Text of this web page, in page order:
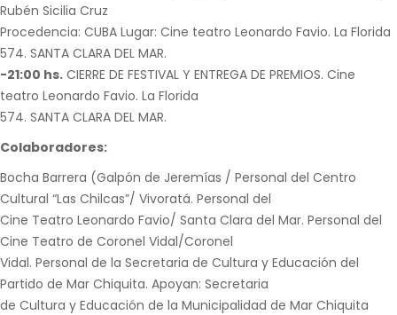
Rubén Sicilia Cruz
Procedencia: CUBA Lugar: Cine teatro Leonardo Favio. La Florida
574. SANTA CLARA DEL MAR.
-21:00 hs. CIERRE DE FESTIVAL Y ENTREGA DE PREMIOS. Cine
teatro Leonardo Favio. La Florida
574. SANTA CLARA DEL MAR.
Colaboradores:
Bocha Barrera (Galpón de Jeremías / Personal del Centro
Cultural “Las Chilcas”/ Vivoratá. Personal del
Cine Teatro Leonardo Favio/ Santa Clara del Mar. Personal del
Cine Teatro de Coronel Vidal/Coronel
Vidal. Personal de la Secretaria de Cultura y Educación del
Partido de Mar Chiquita. Apoyan: Secretaria
de Cultura y Educación de la Municipalidad de Mar Chiquita